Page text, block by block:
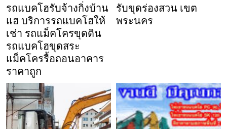
รถแบคโฮรับจ้างกิ่งบ้าน
แฮ บริการรถแบคโฮให้
เช่า รถแม็คโครขุดดิน
รถแบคโฮขุดสระ
แม็คโครรื้อถอนอาคาร
ราคาถูก
รับขุดร่องสวน เขต
พระนคร